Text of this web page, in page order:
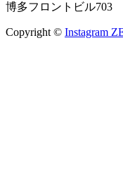
博多フロントビル703
Copyright © Instagram